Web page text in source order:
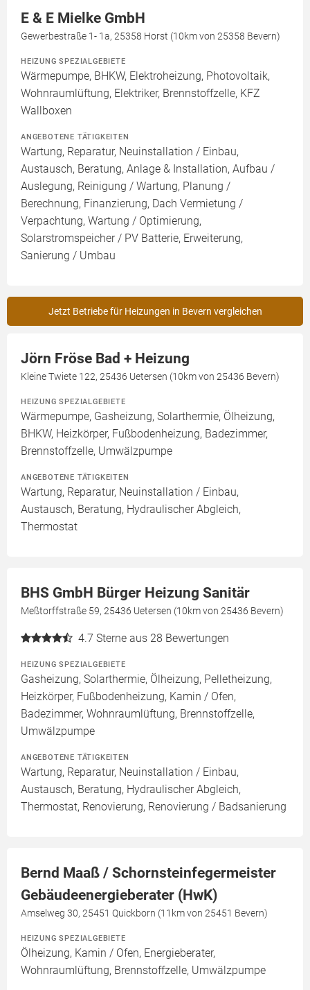
E & E Mielke GmbH
Gewerbestraße 1- 1a, 25358 Horst (10km von 25358 Bevern)
HEIZUNG SPEZIALGEBIETE
Wärmepumpe, BHKW, Elektroheizung, Photovoltaik,
Wohnraumlüftung, Elektriker, Brennstoffzelle, KFZ
Wallboxen
ANGEBOTENE TÄTIGKEITEN
Wartung, Reparatur, Neuinstallation / Einbau,
Austausch, Beratung, Anlage & Installation, Aufbau /
Auslegung, Reinigung / Wartung, Planung /
Berechnung, Finanzierung, Dach Vermietung /
Verpachtung, Wartung / Optimierung,
Solarstromspeicher / PV Batterie, Erweiterung,
Sanierung / Umbau
Jetzt Betriebe für Heizungen in Bevern vergleichen
Jörn Fröse Bad + Heizung
Kleine Twiete 122, 25436 Uetersen (10km von 25436 Bevern)
HEIZUNG SPEZIALGEBIETE
Wärmepumpe, Gasheizung, Solarthermie, Ölheizung,
BHKW, Heizkörper, Fußbodenheizung, Badezimmer,
Brennstoffzelle, Umwälzpumpe
ANGEBOTENE TÄTIGKEITEN
Wartung, Reparatur, Neuinstallation / Einbau,
Austausch, Beratung, Hydraulischer Abgleich,
Thermostat
BHS GmbH Bürger Heizung Sanitär
Meßtorffstraße 59, 25436 Uetersen (10km von 25436 Bevern)
4.7 Sterne aus 28 Bewertungen
HEIZUNG SPEZIALGEBIETE
Gasheizung, Solarthermie, Ölheizung, Pelletheizung,
Heizkörper, Fußbodenheizung, Kamin / Ofen,
Badezimmer, Wohnraumlüftung, Brennstoffzelle,
Umwälzpumpe
ANGEBOTENE TÄTIGKEITEN
Wartung, Reparatur, Neuinstallation / Einbau,
Austausch, Beratung, Hydraulischer Abgleich,
Thermostat, Renovierung, Renovierung / Badsanierung
Bernd Maaß / Schornsteinfegermeister
Gebäudeenergieberater (HwK)
Amselweg 30, 25451 Quickborn (11km von 25451 Bevern)
HEIZUNG SPEZIALGEBIETE
Ölheizung, Kamin / Ofen, Energieberater,
Wohnraumlüftung, Brennstoffzelle, Umwälzpumpe